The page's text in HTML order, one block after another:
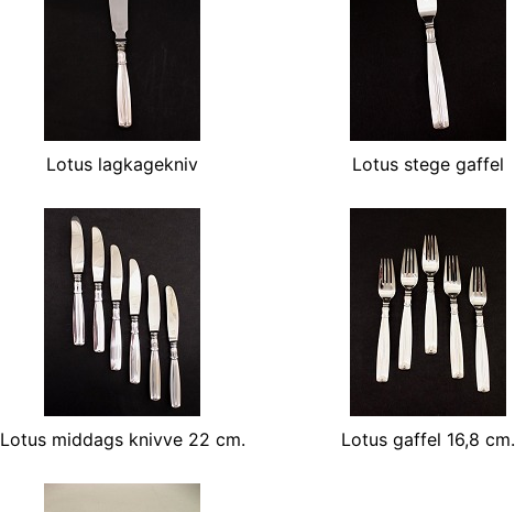
Lotus lagkagekniv Lotus stege gaffel
Lotus middags knivve 22 cm. Lotus gaffel 16,8 cm.